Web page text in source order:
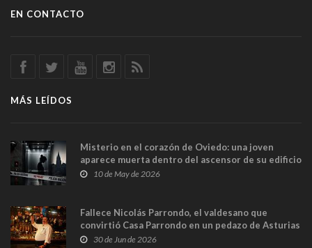
EN CONTACTO
MÁS LEÍDOS
Misterio en el corazón de Oviedo: una joven
aparece muerta dentro del ascensor de su edificio
y las cámaras captan sus últimos minutos
10 de May de 2026
Fallece Nicolás Parrondo, el valdesano que
convirtió Casa Parrondo en un pedazo de Asturias
en Madrid
30 de Jun de 2026